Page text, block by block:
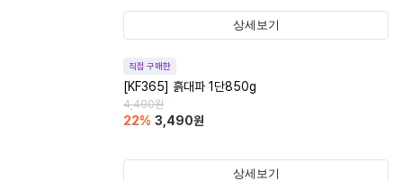
상세보기
직접 구매한
[KF365] 흙대파 1단850g
4,490원
22% 3,490원
상세보기